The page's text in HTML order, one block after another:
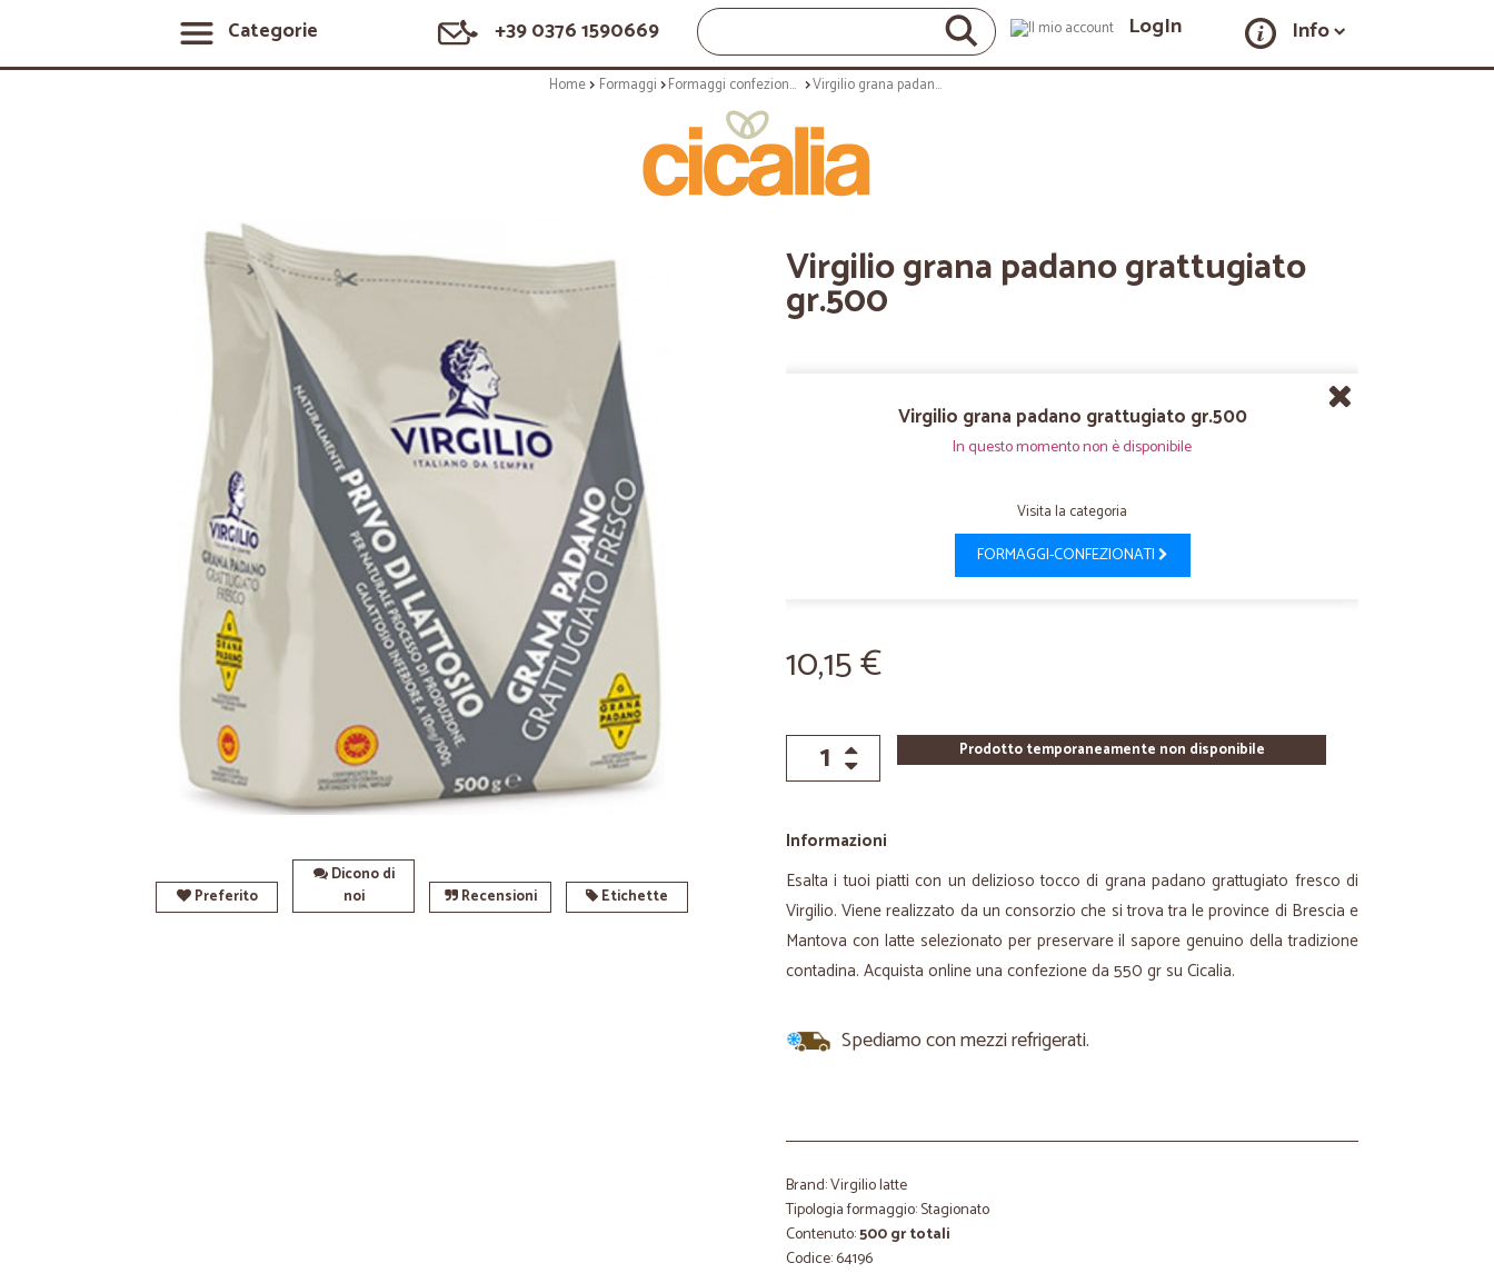
Categorie +39 0376 1590669 LogIn Info
Home Formaggi Formaggi confezionati Virgilio grana padano grattugiato gr.500
Preferito
Dicono di
noi
Recensioni Etichette
Virgilio grana padano grattugiato
gr.500
Virgilio grana padano grattugiato gr.500
In questo momento non è disponibile
Visita la categoria
FORMAGGI-CONFEZIONATI
10,15 €
Prodotto temporaneamente non disponibile
Informazioni
Esalta i tuoi piatti con un delizioso tocco di grana padano grattugiato fresco di
Virgilio. Viene realizzato da un consorzio che si trova tra le province di Brescia e
Mantova con latte selezionato per preservare il sapore genuino della tradizione
contadina. Acquista online una confezione da 550 gr su Cicalia.
Spediamo con mezzi refrigerati.
Brand: Virgilio latte
Tipologia formaggio: Stagionato
Contenuto:500 gr totali
Codice: 64196